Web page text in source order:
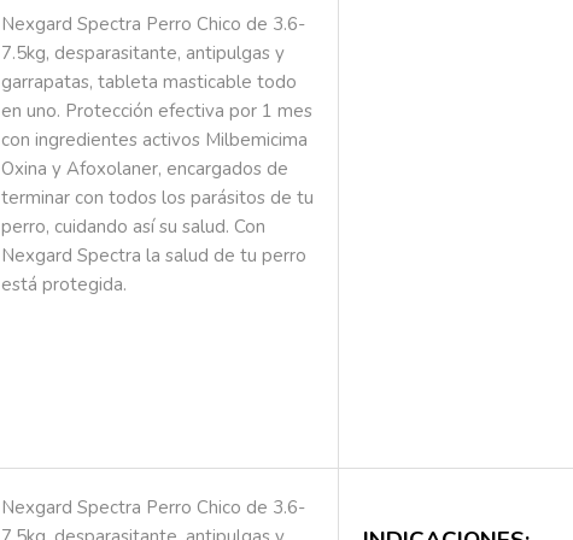
Nexgard Spectra Perro Chico de 3.6-
7.5kg, desparasitante, antipulgas y
garrapatas, tableta masticable todo
en uno. Protección efectiva por 1 mes
con ingredientes activos Milbemicima
Oxina y Afoxolaner, encargados de
terminar con todos los parásitos de tu
perro, cuidando así su salud. Con
Nexgard Spectra la salud de tu perro
está protegida.
Nexgard Spectra Perro Chico de 3.6-